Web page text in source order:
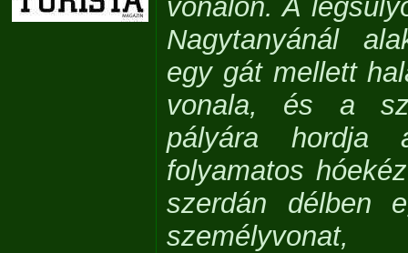
vonalon. A
Nagytanyánál
egy gát mellett
vonala, és a
pályára
folyamatos
szerdán délben